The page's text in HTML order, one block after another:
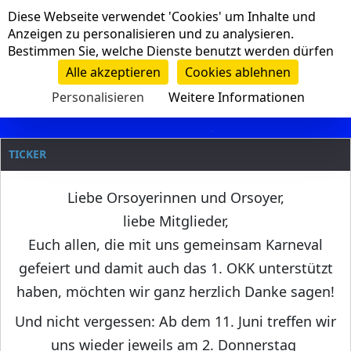
Navigation
Clanname
TICKER
Liebe Orsoyerinnen und Orsoyer,
liebe Mitglieder,
Euch allen, die mit uns gemeinsam Karneval
gefeiert und damit auch das 1. OKK unterstützt
haben, möchten wir ganz herzlich Danke sagen!
Und nicht vergessen: Ab dem 11. Juni treffen wir
uns wieder jeweils am 2. Donnerstag
Cookie-Einstellungen
Diese Webseite verwendet 'Cookies' um Inhalte und
Anzeigen zu personalisieren und zu analysieren.
Bestimmen Sie, welche Dienste benutzt werden dürfen
Alle akzeptieren
Cookies ablehnen
Personalisieren
Weitere Informationen